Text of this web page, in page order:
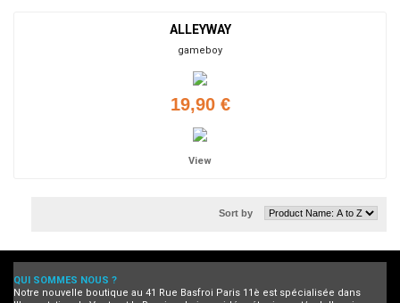
ALLEYWAY
gameboy
19,90 €
View
Sort by
QUI SOMMES NOUS ?
Notre nouvelle boutique au 41 Rue Basfroi Paris 11è est spécialisée dans